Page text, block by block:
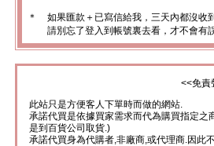
＊
如果匯款＋已寫信給我，三天內都沒收
請別忘了登入到帳號裏去看，才不會有
<<免責
此站只是方便客人下單時而做的網站.
承諾代買是依據買家需求而代為購買指定之
是到百貨公司取貨.)
承諾代買身為代購者,非廠商,或代理商.因此